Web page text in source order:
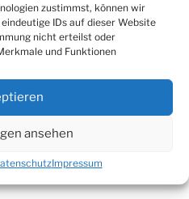
zustimmst, können wir
IDs auf dieser Website
nicht erteilst oder
und Funktionen
ansehen
Impressum